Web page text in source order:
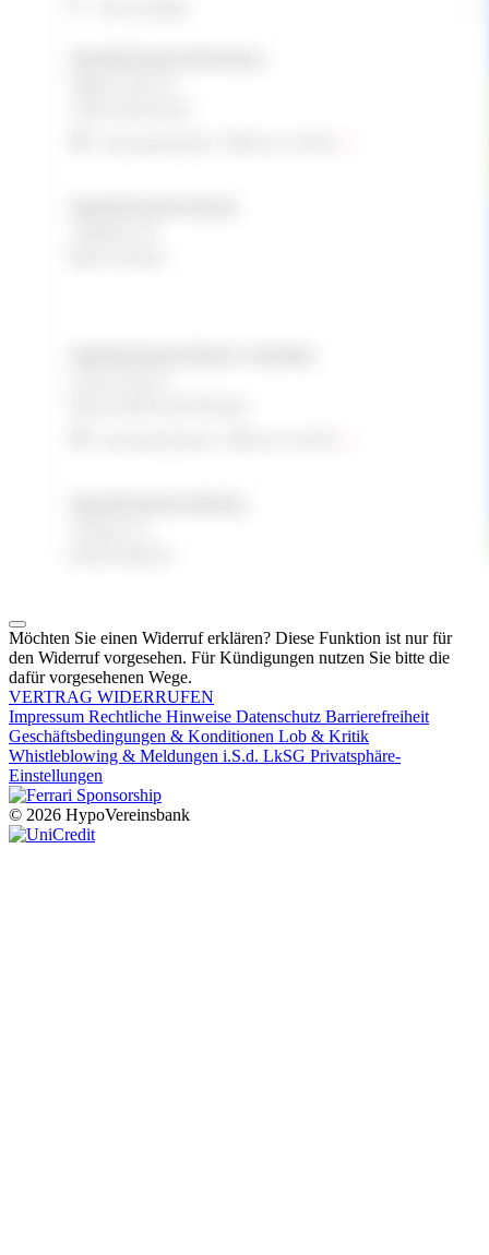
Möchten Sie einen Widerruf erklären? Diese Funktion ist nur für
den Widerruf vorgesehen. Für Kündigungen nutzen Sie bitte die
dafür vorgesehenen Wege.
VERTRAG WIDERRUFEN
Impressum Rechtliche Hinweise Datenschutz Barrierefreiheit
Geschäftsbedingungen & Konditionen Lob & Kritik
Whistleblowing & Meldungen i.S.d. LkSG Privatsphäre-
Einstellungen
© 2026 HypoVereinsbank